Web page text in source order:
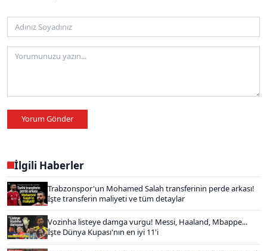
Yorum Gönder
İlgili Haberler
Trabzonspor'un Mohamed Salah transferinin perde arkası!
İşte transferin maliyeti ve tüm detaylar
Vozinha listeye damga vurgu! Messi, Haaland, Mbappe...
İşte Dünya Kupası'nın en iyi 11'i